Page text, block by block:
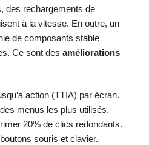
des rechargements de
à la vitesse. En outre, un
de composants stable
Ce sont des améliorations
action (TTIA) par écran.
menus les plus utilisés.
20% de clics redondants.
souris et clavier.